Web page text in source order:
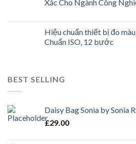
Xác Cho Ngành Công
Hiệu chuẩn thiết bị đo
Chuẩn ISO, 12 bước
BEST SELLING
Daisy Bag Sonia by Sonia
£29.00